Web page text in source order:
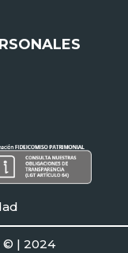
© | 2024